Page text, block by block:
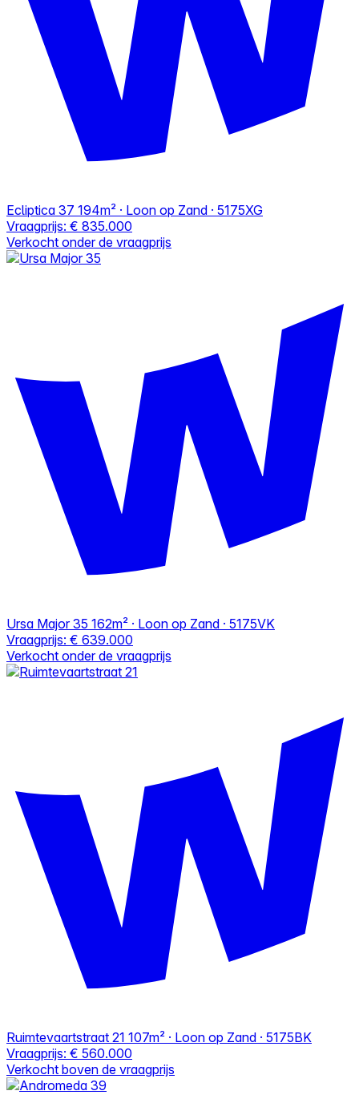
Ecliptica 37 194m² · Loon op Zand · 5175XG
Vraagprijs: € 835.000
Verkocht onder de vraagprijs
Ursa Major 35 162m² · Loon op Zand · 5175VK
Vraagprijs: € 639.000
Verkocht onder de vraagprijs
Ruimtevaartstraat 21 107m² · Loon op Zand · 5175BK
Vraagprijs: € 560.000
Verkocht boven de vraagprijs